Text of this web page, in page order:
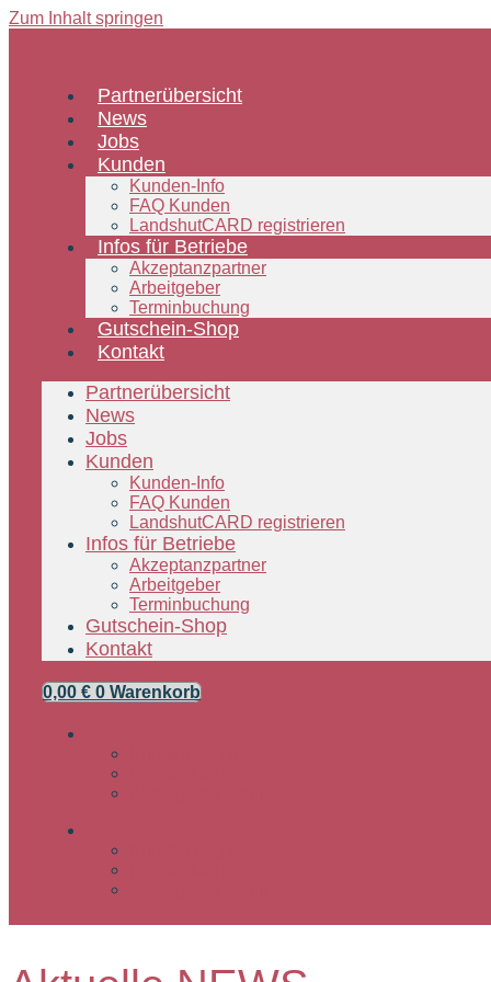
Zum Inhalt springen
Partnerübersicht
News
Jobs
Kunden
Kunden-Info
FAQ Kunden
LandshutCARD registrieren
Infos für Betriebe
Akzeptanzpartner
Arbeitgeber
Terminbuchung
Gutschein-Shop
Kontakt
Partnerübersicht
News
Jobs
Kunden
Kunden-Info
FAQ Kunden
LandshutCARD registrieren
Infos für Betriebe
Akzeptanzpartner
Arbeitgeber
Terminbuchung
Gutschein-Shop
Kontakt
0,00 € 0 Warenkorb